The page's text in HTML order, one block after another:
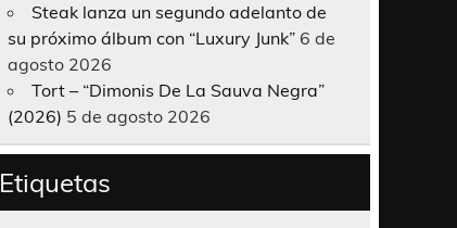
Steak lanza un segundo adelanto de
su próximo álbum con “Luxury Junk” 6 de
agosto 2026
Tort – “Dimonis De La Sauva Negra”
(2026) 5 de agosto 2026
Etiquetas